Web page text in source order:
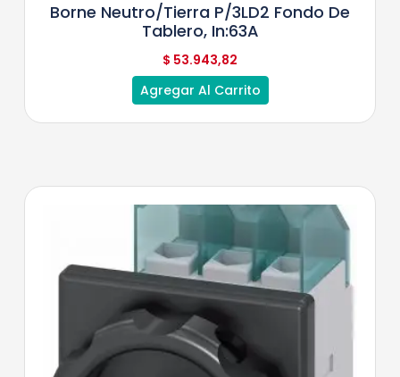
Borne Neutro/tierra P/3LD2 Fondo De
Tablero, In:63A
$ 53.943,82
Agregar Al Carrito